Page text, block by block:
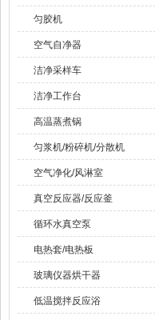
匀胶机
空气自净器
洁净采样车
洁净工作台
高温蒸煮锅
匀浆机/粉碎机/分散机
空气净化/风淋室
真空反应器/反应釜
循环水真空泵
电热套/电热板
玻璃仪器烘干器
低温搅拌反应浴